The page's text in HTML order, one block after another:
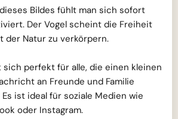
Bildes fühlt man sich sofort
Der Vogel scheint die Freiheit
der Natur zu verkörpern.
sich perfekt für alle, die einen kleinen
an Freunde und Familie
ist ideal für soziale Medien wie
oder Instagram.